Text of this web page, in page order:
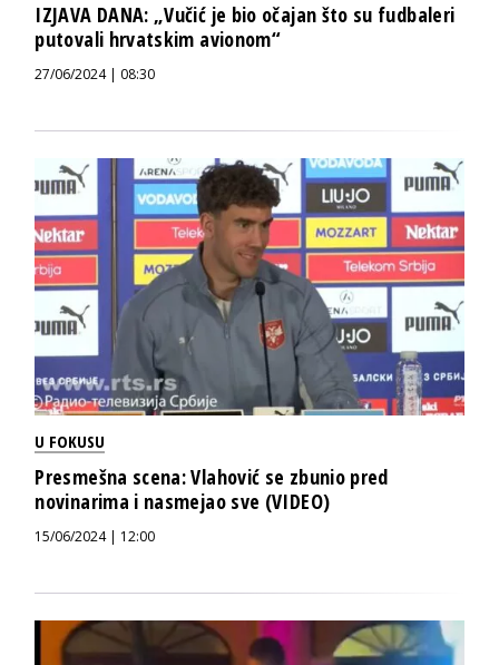
IZJAVA DANA: „Vučić je bio očajan što su fudbaleri
putovali hrvatskim avionom“
27/06/2024 | 08:30
U FOKUSU
Presmešna scena: Vlahović se zbunio pred
novinarima i nasmejao sve (VIDEO)
15/06/2024 | 12:00